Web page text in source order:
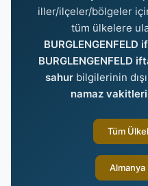
iller/ilçeler/bölgeler
tüm ülkelere
BURGLENGENFELD
sahurbilgilerinin
namaz vakitleri
Tüm